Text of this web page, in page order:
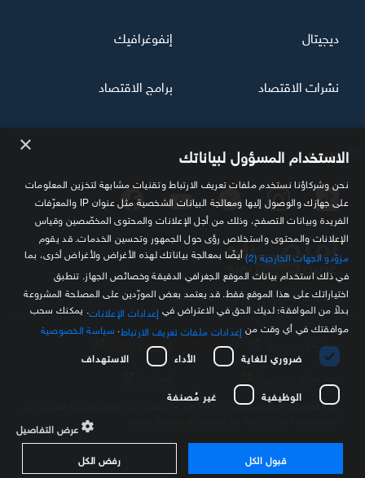
تابعنا
مصدرك الموثوق للمعلومة الاقتصادية
ديجيتال إنفوغرافيك
نشرات الاقتصاد برامج الاقتصاد
سياسة الخصوصية الشروط والأحكام
كافة العلامات التجارية الخاصة بـ SKY وكل ما تتضمنه من حقوق الملكية الفكرية هي
× الاستخدام المسؤول لبياناتك
نحن وشركاؤنا نستخدم ملفات تعريف الارتباط وتقنيات مشابهة لتخزين المعلومات
على جهازك والوصول إليها ومعالجة البيانات الشخصية مثل عنوان IP والمعرّفات
الفريدة وبيانات التصفح، وذلك من أجل الإعلانات والمحتوى المخصّصين وقياس
الإعلانات والمحتوى واستخلاص رؤى حول الجمهور وتحسين الخدمات. قد يقوم
مزوّدو الجهات الخارجية (2)
أيضًا بمعالجة بياناتك لهذه الأغراض ولأغراض أخرى، بما
في ذلك استخدام بيانات الموقع الجغرافي الدقيقة وخصائص الجهاز. تنطبق
اختياراتك على هذا الموقع فقط. قد يعتمد بعض المورّدين على المصلحة المشروعة
بدلاً من الموافقة؛ لديك الحق في الاعتراض في إعدادات الإعلانات . يمكنك سحب
موافقتك في أي وقت من إعدادات ملفات تعريف الارتباط سياسة الخصوصية
ضروري للغاية
الأداء الاستهداف
الوظيفية غير مُصنفة
عرض التفاصيل
قبول الكل
رفض الكل